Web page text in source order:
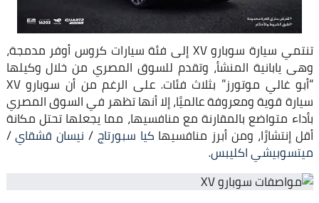
تنتمي سيارة سوبارو XV إلى فئة سيارات كروس أوفر مدمجة،
وهى يابانية المنشأ، وتقدم للسوق المصري من خلال وكيلها
“أبو غالي موتورز” بثلاث فئات. على الرغم من أن سوبارو XV
سيارة قوية ومعروفة عالميًا، إلا أنها تظهر في السوق المصري
بأداء متواضع بالمقارنة مع منافسيها، مما يجعلها تحتل مكانة
أقل إنتشارًا، ومن أبرز منافسيها كيا سبورتاج/ نيسان قشقاي/
ميتسوبيشي اكليبس.